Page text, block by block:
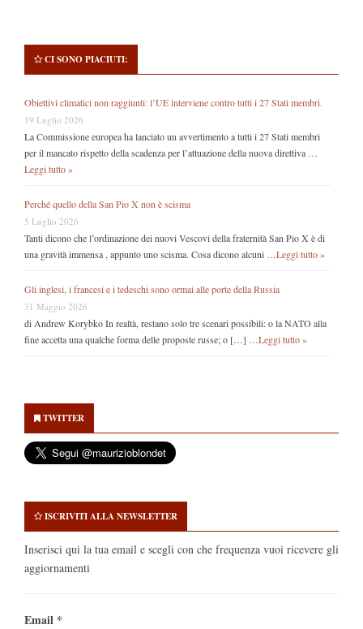
CI SONO PIACIUTI:
Obiettivi climatici non raggiunti: l’UE interviene contro tutti i 27 Stati membri.
19 Luglio 2026
La Commissione europea ha lanciato un avvertimento a tutti i 27 Stati membri
per il mancato rispetto della scadenza per l’attuazione della nuova direttiva …
Leggi tutto »
Perché quello della San Pio X non è scisma
5 Luglio 2026
Tanti dicono che l’ordinazione dei nuovi Vescovi della fraternità San Pio X è di
una gravità immensa , appunto uno scisma. Cosa dicono alcuni … Leggi tutto »
Gli inglesi, i francesi e i tedeschi sono ormai alle porte della Russia
31 Maggio 2026
di Andrew Korybko In realtà, restano solo tre scenari possibili: o la NATO alla
fine accetta una qualche forma delle proposte russe; o […] … Leggi tutto »
Sidebar
TWITTER
ISCRIVITI ALLA NEWSLETTER
Inserisci qui la tua email e scegli con che frequenza vuoi ricevere gli
aggiornamenti
Email *